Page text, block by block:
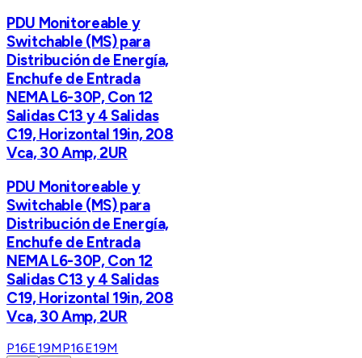
PDU Monitoreable y
Switchable (MS) para
Distribución de Energía,
Enchufe de Entrada
NEMA L6-30P, Con 12
Salidas C13 y 4 Salidas
C19, Horizontal 19in, 208
Vca, 30 Amp, 2UR
PDU Monitoreable y
Switchable (MS) para
Distribución de Energía,
Enchufe de Entrada
NEMA L6-30P, Con 12
Salidas C13 y 4 Salidas
C19, Horizontal 19in, 208
Vca, 30 Amp, 2UR
P16E19MP16E19M